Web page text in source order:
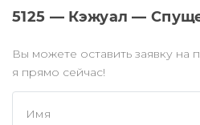
5125 — Кэжуал —
Вы можете оставить заявку
я прямо сейчас!
Имя